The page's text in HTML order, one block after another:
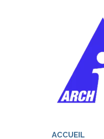
ACCUEIL